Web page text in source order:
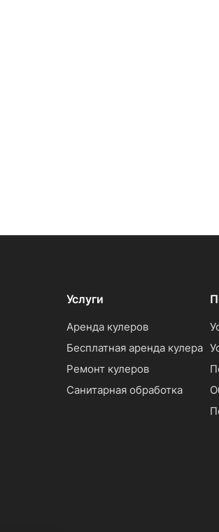
Услуги
Аренда кулеров
Бесплатная аренда кулера
Ремонт кулеров
Санитарная обработка